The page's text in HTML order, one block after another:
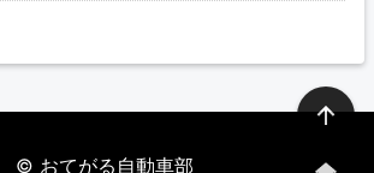
© おてがる自動車部